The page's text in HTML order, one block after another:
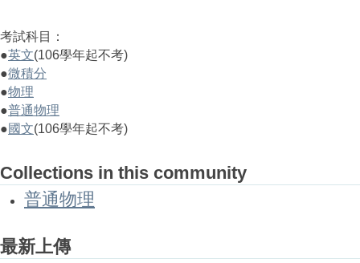
考試科目：
●英文(106學年起不考)
●微積分
●物理
●普通物理
●國文(106學年起不考)
Collections in this community
普通物理
最新上傳